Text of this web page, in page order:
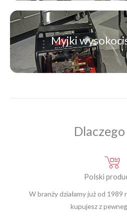
Myjki
Polski
W branży działamy już od 1989
kupujesz z